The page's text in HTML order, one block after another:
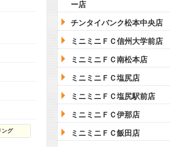
ング
ー店
チンタイバンク松本中央店
ミニミニＦＣ信州大学前店
ミニミニＦＣ南松本店
ミニミニＦＣ塩尻店
ミニミニＦＣ塩尻駅前店
ミニミニＦＣ伊那店
ミニミニＦＣ飯田店